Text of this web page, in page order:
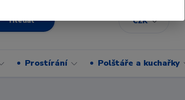
CZK
Hledat
Prostírání Polštáře a kuchařky